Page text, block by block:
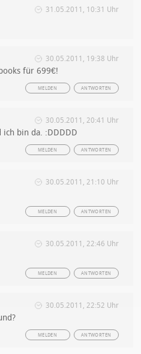
31.05.2011, 10:31 Uhr
30.05.2011, 19:38 Uhr
für 699€!
ANTWORTEN
MELDEN
30.05.2011, 20:41 Uhr
bin da. :DDDDD
ANTWORTEN
MELDEN
30.05.2011, 21:10 Uhr
ANTWORTEN
MELDEN
30.05.2011, 22:46 Uhr
ANTWORTEN
MELDEN
30.05.2011, 22:52 Uhr
ANTWORTEN
MELDEN